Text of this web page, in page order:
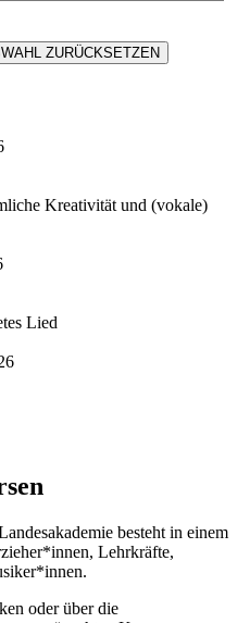
ZURÜCKSETZEN
Kreativität und (vokale)
Lied
besteht in einem
Lehrkräfte,
oder über die